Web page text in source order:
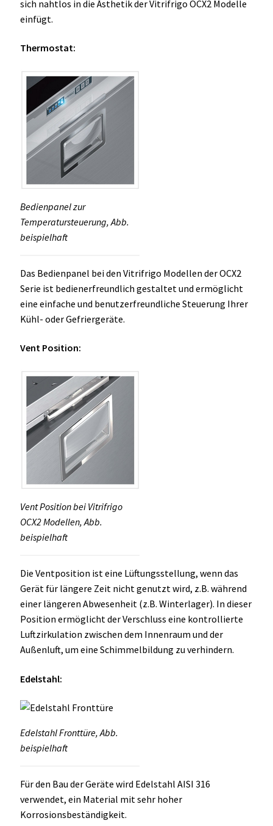
sich nahtlos in die Ästhetik der Vitrifrigo OCX2 Modelle
einfügt.
Thermostat:
Bedienpanel zur
Temperatursteuerung, Abb.
beispielhaft
Das Bedienpanel bei den Vitrifrigo Modellen der OCX2
Serie ist bedienerfreundlich gestaltet und ermöglicht
eine einfache und benutzerfreundliche Steuerung Ihrer
Kühl- oder Gefriergeräte.
Vent Position:
Vent Position bei Vitrifrigo
OCX2 Modellen, Abb.
beispielhaft
Die Ventposition ist eine Lüftungsstellung, wenn das
Gerät für längere Zeit nicht genutzt wird, z.B. während
einer längeren Abwesenheit (z.B. Winterlager). In dieser
Position ermöglicht der Verschluss eine kontrollierte
Luftzirkulation zwischen dem Innenraum und der
Außenluft, um eine Schimmelbildung zu verhindern.
Edelstahl:
Edelstahl Fronttüre, Abb.
beispielhaft
Für den Bau der Geräte wird Edelstahl AISI 316
verwendet, ein Material mit sehr hoher
Korrosionsbeständigkeit.